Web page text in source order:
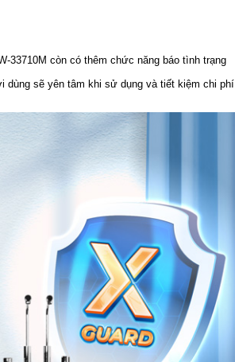
33710M còn có thêm chức năng báo tình trạng
dùng sẽ yên tâm khi sử dụng và tiết kiệm chi phí